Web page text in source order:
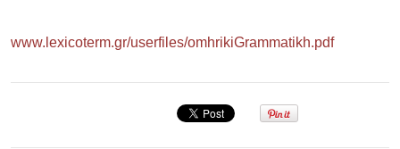
www.lexicoterm.gr/userfiles/omhrikiGrammatikh.pdf